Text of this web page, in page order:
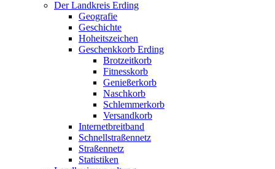
Der Landkreis Erding
Geografie
Geschichte
Hoheitszeichen
Geschenkkorb Erding
Brotzeitkorb
Fitnesskorb
Genießerkorb
Naschkorb
Schlemmerkorb
Versandkorb
Internetbreitband
Schnellstraßennetz
Straßennetz
Statistiken